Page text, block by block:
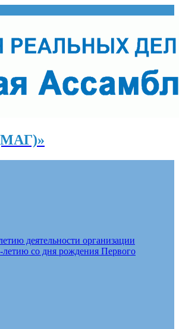
деятельности организации
со дня рождения Первого